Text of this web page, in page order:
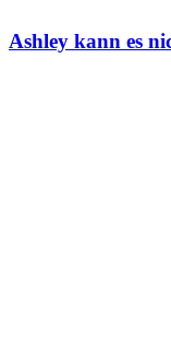
Ashley kann es